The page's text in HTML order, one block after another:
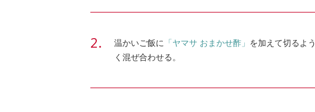
温かいご飯に 「ヤマサ おまかせ酢」 を加えて切るよ
く混ぜ合わせる。